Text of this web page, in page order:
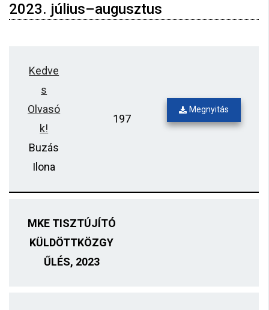
2023. július–augusztus
Kedve
s
Olvasó
k!
Buzás
Ilona
197
Megnyitás
MKE TISZTÚJÍTÓ
KÜLDÖTTKÖZGY
ŰLÉS, 2023